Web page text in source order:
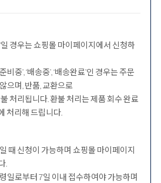
경우는 쇼핑몰 마이페이지에서 신청하
중’, ‘배송중’, ‘배송완료’인 경우는 주문
으며, 반품, 교환으로
처리됩니다. 환불 처리는 제품 회수 완료
처리해 드립니다.
때 신청이 가능하며 쇼핑몰 마이페이지
.
일로부터 7일 이내 접수하여야 가능하며